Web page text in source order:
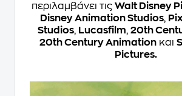
περιλαμβάνει τις Walt Disney
Disney Animation Studios,
Studios, Lucasfilm, 20th
20th Century Animationκαι
Pictures.